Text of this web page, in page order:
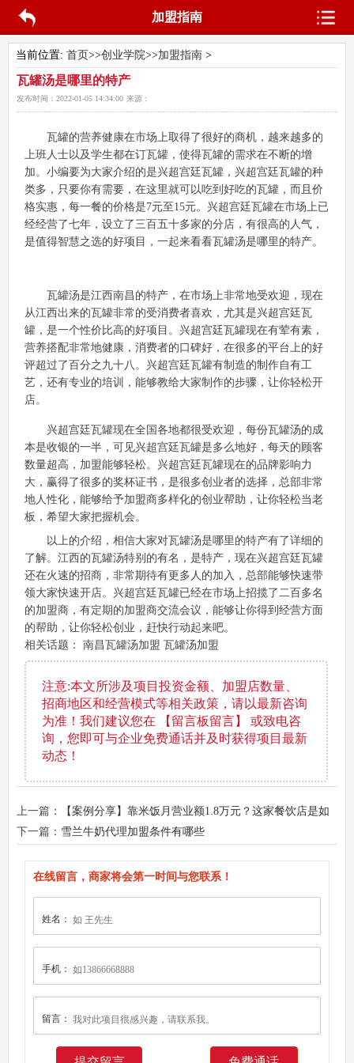
加盟指南
当前位置: 首页>>创业学院>>加盟指南>
瓦罐汤是哪里的特产
发布时间： 2022-01-05 14:34:00 来源：
瓦罐的营养健康在市场上取得了很好的商机，越来越多的
上班人士以及学生都在订瓦罐，使得瓦罐的需求在不断的增
加。小编要为大家介绍的是兴超宫廷瓦罐，兴超宫廷瓦罐的种
类多，只要你有需要，在这里就可以吃到好吃的瓦罐，而且价
格实惠，每一餐的价格是7元至15元。兴超宫廷瓦罐在市场上已
经经营了七年，设立了三百五十多家的分店，有很高的人气，
是值得智慧之选的好项目，一起来看看瓦罐汤是哪里的特产。
瓦罐汤是江西南昌的特产，在市场上非常地受欢迎，现在
从江西出来的瓦罐非常的受消费者喜欢，尤其是兴超宫廷瓦
罐，是一个性价比高的好项目。兴超宫廷瓦罐现在有荤有素，
营养搭配非常地健康，消费者的口碑好，在很多的平台上的好
评超过了百分之九十八。兴超宫廷瓦罐有制造的制作自有工
艺，还有专业的培训，能够教给大家制作的步骤，让你轻松开
店。
兴超宫廷瓦罐现在全国各地都很受欢迎，每份瓦罐汤的成
本是收银的一半，可见兴超宫廷瓦罐是多么地好，每天的顾客
数量超高，加盟能够轻松。兴超宫廷瓦罐现在的品牌影响力
大，赢得了很多的奖杯证书，是很多创业者的选择，总部非常
地人性化，能够给予加盟商多样化的创业帮助，让你轻松当老
板，希望大家把握机会。
以上的介绍，相信大家对瓦罐汤是哪里的特产有了详细的
了解。江西的瓦罐汤特别的有名，是特产，现在兴超宫廷瓦罐
还在火速的招商，非常期待有更多人的加入，总部能够快速带
领大家快速开店。兴超宫廷瓦罐已经在市场上招揽了二百多名
的加盟商，有定期的加盟商交流会议，能够让你得到经营方面
的帮助，让你轻松创业，赶快行动起来吧。
相关话题： 南昌瓦罐汤加盟 瓦罐汤加盟
注意:本文所涉及项目投资金额、加盟店数量、
招商地区和经营模式等相关政策，请以最新咨询
为准！我们建议您在 【留言板留言】 或致电咨
询，您即可与企业免费通话并及时获得项目最新
动态！
上一篇：
【案例分享】靠米饭月营业额1.8万元？这家餐饮店是如
何轻松做到的？
下一篇： 雪兰牛奶代理加盟条件有哪些
在线留言，商家将会第一时间与您联系！
姓名：
手机：
留言：